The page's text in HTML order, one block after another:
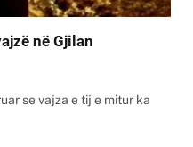
në Gjilan
se vajza e tij e mitur ka